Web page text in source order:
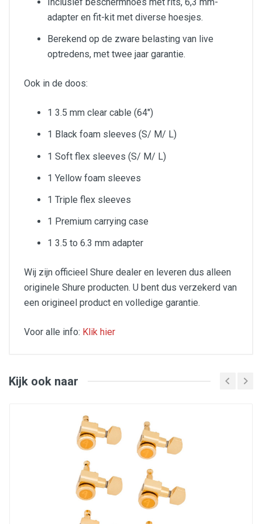
adapter en fit-kit met diverse hoesjes.
Berekend op de zware belasting van live
optredens, met twee jaar garantie.
Ook in de doos:
1 3.5 mm clear cable (64")
1 Black foam sleeves (S/ M/ L)
1 Soft flex sleeves (S/ M/ L)
1 Yellow foam sleeves
1 Triple flex sleeves
1 Premium carrying case
1 3.5 to 6.3 mm adapter
Wij zijn officieel Shure dealer en leveren dus alleen
originele Shure producten. U bent dus verzekerd van
een origineel product en volledige garantie.
Voor alle info: Klik hier
With over fifteen years of experience in designing in-ear
headphones for stage professionals, Shure markets a
including one of the most sophisticated, the SE535,
which has three transducers, specifically designed to
immerse us intensely in a smooth and enveloping
An original look, solid construction, and total
The headset, available in several finishes (black, silver,
bronze, etc.), is particularly well-looking here thanks to
Kijk ook naar